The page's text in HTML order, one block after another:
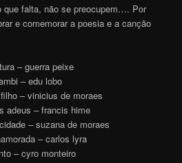
que falta, não se preocupem…. Por
e comemorar a poesia e a canção
– guerra peixe
– edu lobo
– vinicius de moraes
adeus – francis hime
– suzana de moraes
– carlos lyra
– cyro monteiro